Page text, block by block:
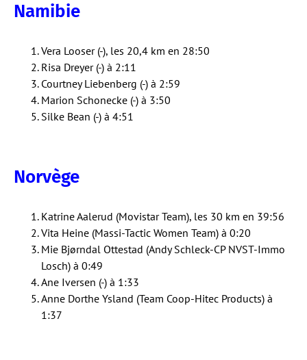
Namibie
Vera Looser (-), les 20,4 km en 28:50
Risa Dreyer (-) à 2:11
Courtney Liebenberg (-) à 2:59
Marion Schonecke (-) à 3:50
Silke Bean (-) à 4:51
Norvège
Katrine Aalerud (Movistar Team), les 30 km en 39:56
Vita Heine (Massi-Tactic Women Team) à 0:20
Mie Bjørndal Ottestad (Andy Schleck-CP NVST-Immo
Losch) à 0:49
Ane Iversen (-) à 1:33
Anne Dorthe Ysland (Team Coop-Hitec Products) à
1:37